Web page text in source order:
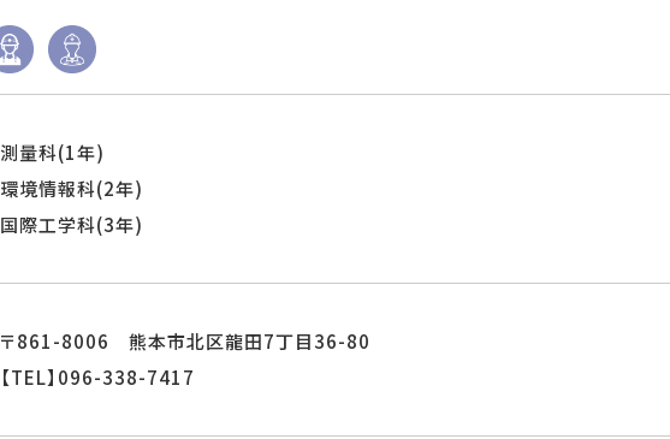
測量科(1年)
環境情報科(2年)
国際工学科(3年)
〒861-8006 熊本市北区龍田7丁目36-80
【TEL】096-338-7417